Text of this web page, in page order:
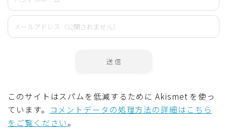
このサイトはスパムを低減するために Akismet を使っ
ています。 コメントデータの処理方法の詳細はこちら
をご覧ください。